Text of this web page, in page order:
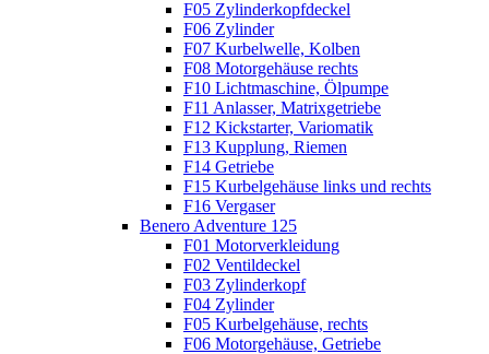
F05 Zylinderkopfdeckel
F06 Zylinder
F07 Kurbelwelle, Kolben
F08 Motorgehäuse rechts
F10 Lichtmaschine, Ölpumpe
F11 Anlasser, Matrixgetriebe
F12 Kickstarter, Variomatik
F13 Kupplung, Riemen
F14 Getriebe
F15 Kurbelgehäuse links und rechts
F16 Vergaser
Benero Adventure 125
F01 Motorverkleidung
F02 Ventildeckel
F03 Zylinderkopf
F04 Zylinder
F05 Kurbelgehäuse, rechts
F06 Motorgehäuse, Getriebe